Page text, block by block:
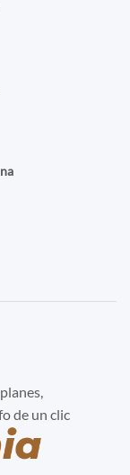
de un clic